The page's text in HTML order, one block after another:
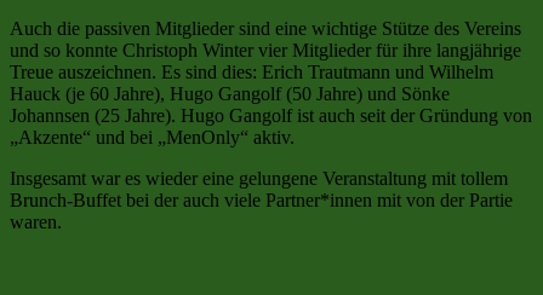
Auch die passiven Mitglieder sind eine wichtige Stütze des Vereins
und so konnte Christoph Winter vier Mitglieder für ihre langjährige
Treue auszeichnen. Es sind dies: Erich Trautmann und Wilhelm
Hauck (je 60 Jahre), Hugo Gangolf (50 Jahre) und Sönke
Johannsen (25 Jahre). Hugo Gangolf ist auch seit der Gründung von
„Akzente“ und bei „MenOnly“ aktiv.
Insgesamt war es wieder eine gelungene Veranstaltung mit tollem
Brunch-Buffet bei der auch viele Partner*innen mit von der Partie
waren.